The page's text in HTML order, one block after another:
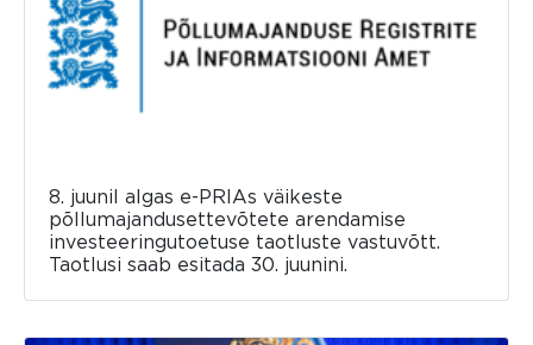
8. juunil algas e-PRIAs väikeste
põllumajandusettevõtete arendamise
investeeringutoetuse taotluste vastuvõtt.
Taotlusi saab esitada 30. juunini.